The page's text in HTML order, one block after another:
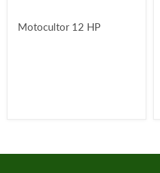
Motocultor 12 HP